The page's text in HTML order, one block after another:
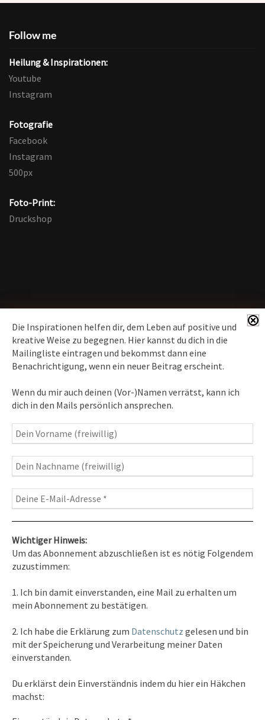
Die Inspirationen helfen dir, dem Leben auf positive und
kreative Weise zu begegnen. Hier kannst du dich in die
Mailingliste eintragen und bekommst dann eine
Benachrichtigung, wenn ein neuer Beitrag erscheint.
Wenn du mir auch deinen (Vor-)Namen verrätst, kann ich
dich in den Mails persönlich ansprechen.
Wichtiger Hinweis:
Um das Abonnement abzuschließen ist es nötig Folgendem
zuzustimmen:
1. Ich bin damit einverstanden, eine Mail zu erhalten um
mein Abonnement zu bestätigen.
2. Ich habe die Erklärung zum Datenschutz gelesen und bin
mit der Speicherung und Verarbeitung meiner Daten
einverstanden.
Du erklärst dein Einverständnis indem du hier ein Häkchen
machst:
Follow me
Heilung & Inspirationen:
Youtube
Instagram
Fotografie
Facebook
Instagram
500px
Foto-Print:
Druckshop
News erhalten
Inspirationen
– Bewusstseins-Impulse, Meditation &
Heilung, Texte & Botschaften
Fotografie– Fotoblog, Kalender, Workshops
Kontakt
Tel. 0351/2681691
E-Mail: info [at ] spirit-on-earth.com
Heilpraxis
Heilpraxis Hirschburger